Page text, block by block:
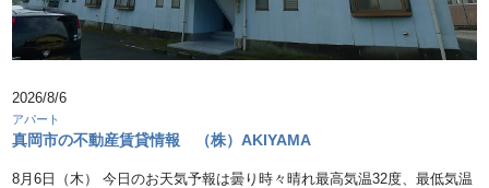
2026/8/6
アパート
真岡市の不動産賃貸情報 （株）AKIYAMA
8月6日（木） 今日のお天気予報は曇り時々晴れ最高気温32度、最低気温